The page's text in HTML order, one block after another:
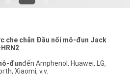
che chắn Đầu nối mô-đun Jack
đunđến Amphenol, Huawei, LG,
Xiaomi, v.v.